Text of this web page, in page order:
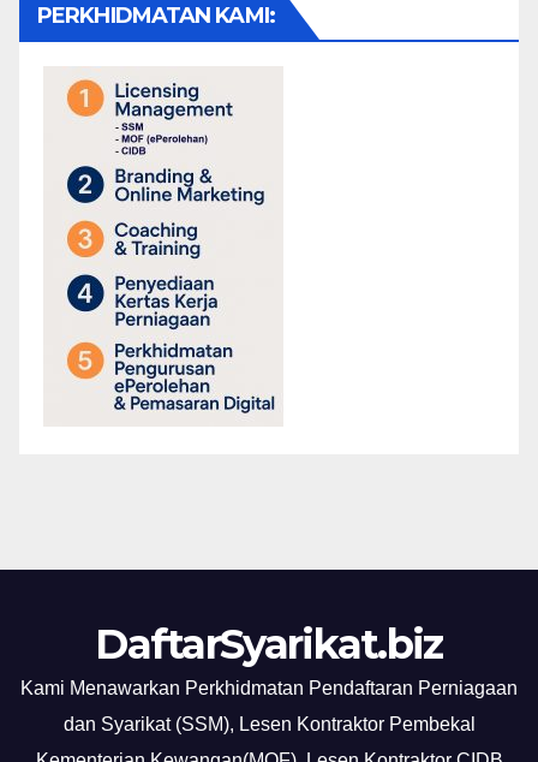
PERKHIDMATAN KAMI:
DaftarSyarikat.biz
Kami Menawarkan Perkhidmatan Pendaftaran Perniagaan
dan Syarikat (SSM), Lesen Kontraktor Pembekal